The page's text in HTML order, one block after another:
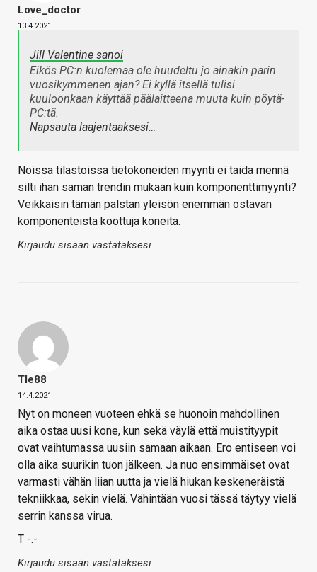
Love_doctor
13.4.2021
Jill Valentine sanoi
Eikös PC:n kuolemaa ole huudeltu jo ainakin parin
vuosikymmenen ajan? Ei kyllä itsellä tulisi
kuuloonkaan käyttää päälaitteena muuta kuin pöytä-
PC:tä.
Napsauta laajentaaksesi…
Noissa tilastoissa tietokoneiden myynti ei taida mennä
silti ihan saman trendin mukaan kuin komponenttimyynti?
Veikkaisin tämän palstan yleisön enemmän ostavan
komponenteista koottuja koneita.
Kirjaudu sisään vastataksesi
Tle88
14.4.2021
Nyt on moneen vuoteen ehkä se huonoin mahdollinen
aika ostaa uusi kone, kun sekä väylä että muistityypit
ovat vaihtumassa uusiin samaan aikaan. Ero entiseen voi
olla aika suurikin tuon jälkeen. Ja nuo ensimmäiset ovat
varmasti vähän liian uutta ja vielä hiukan keskeneräistä
tekniikkaa, sekin vielä. Vähintään vuosi tässä täytyy vielä
serrin kanssa virua.
T -.-
Kirjaudu sisään vastataksesi